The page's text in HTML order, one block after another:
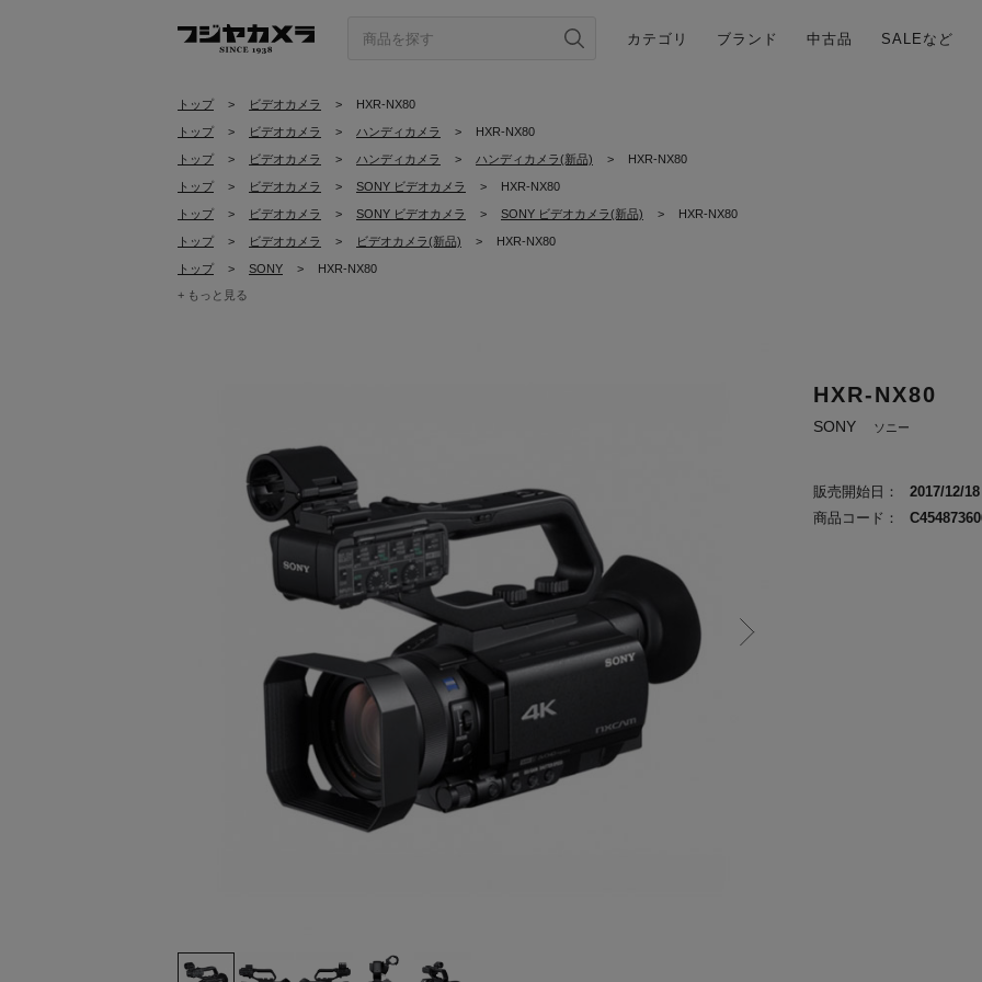
カテゴリ ブランド 中古品 SALEなど
トップ > ビデオカメラ > HXR-NX80
トップ > ビデオカメラ > ハンディカメラ > HXR-NX80
トップ > ビデオカメラ > ハンディカメラ > ハンディカメラ(新品) > HXR-NX80
トップ > ビデオカメラ > SONY ビデオカメラ > HXR-NX80
トップ > ビデオカメラ > SONY ビデオカメラ > SONY ビデオカメラ(新品) > HXR-NX80
トップ > ビデオカメラ > ビデオカメラ(新品) > HXR-NX80
トップ > SONY >
HXR-NX80
+ もっと見る
HXR-NX80
SONY ソニー
商品コード：
販売開始日： 2017/12/18